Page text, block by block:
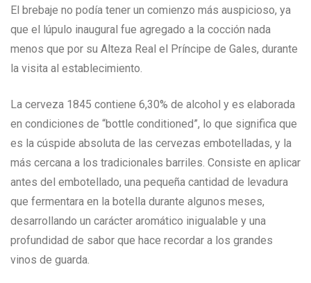
El brebaje no podía tener un comienzo más auspicioso, ya
que el lúpulo inaugural fue agregado a la cocción nada
menos que por su Alteza Real el Príncipe de Gales, durante
la visita al establecimiento.
La cerveza 1845 contiene 6,30% de alcohol y es elaborada
en condiciones de “bottle conditioned”, lo que significa que
es la cúspide absoluta de las cervezas embotelladas, y la
más cercana a los tradicionales barriles. Consiste en aplicar
antes del embotellado, una pequeña cantidad de levadura
que fermentara en la botella durante algunos meses,
desarrollando un carácter aromático inigualable y una
profundidad de sabor que hace recordar a los grandes
vinos de guarda.